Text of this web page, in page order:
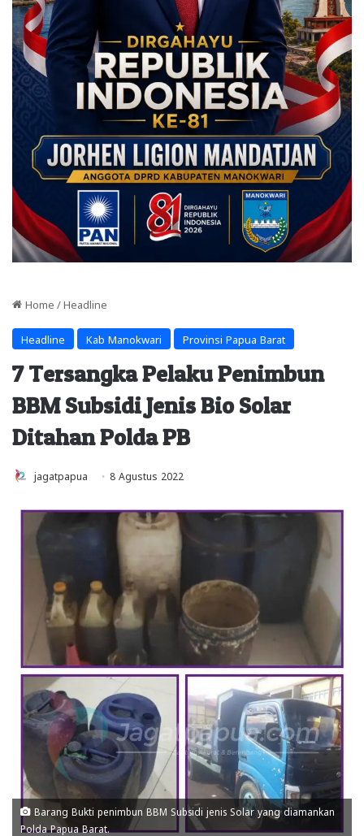
Home / Headline
Headline Kab Manokwari Provinsi Papua Barat
7 Tersangka Pelaku Penimbun
BBM Subsidi Jenis Bio Solar
Ditahan Polda PB
jagatpapua 8 Agustus 2022
Barang Bukti penimbun BBM Subsidi jenis Solar yang diamankan
Polda Papua Barat.